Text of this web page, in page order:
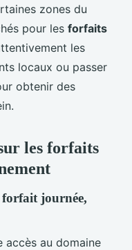
zones du
pour les forfaits
les
locaux ou passer
obtenir des
les forfaits
forfait journée,
accès au domaine